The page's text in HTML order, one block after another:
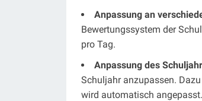
Anpassung an
Bewertungssystem der
pro Tag.
Anpassung des
Schuljahr anzupassen.
wird automatisch angepasst.